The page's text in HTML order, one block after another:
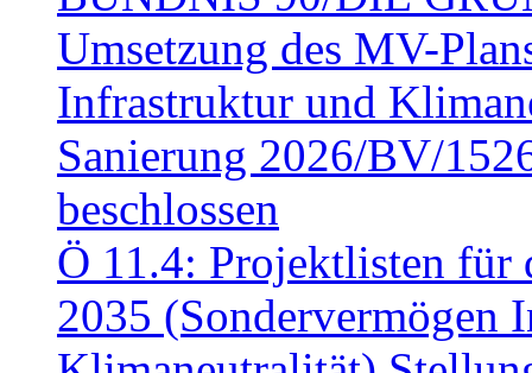
Umsetzung des MV-
Infrastruktur und
Sanierung 2026/BV/
beschlossen
Ö 11.4: Projektlisten für
2035 (Sondervermögen